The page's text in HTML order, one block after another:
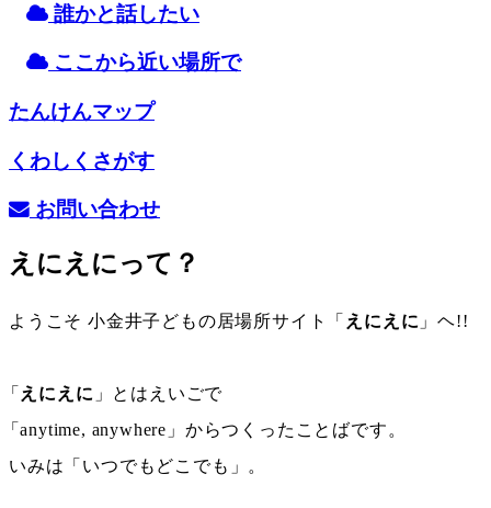
誰かと話したい
ここから近い場所で
たんけんマップ
くわしくさがす
お問い合わせ
えにえにって？
ようこそ 小金井子どもの居場所サイト「 えにえに 」ヘ!!
「 えにえに 」とはえいごで
「anytime, anywhere 」からつくったことばです。
いみは「いつでもどこでも」。